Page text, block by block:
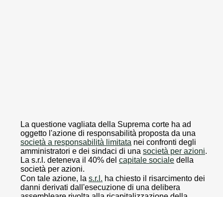
La questione vagliata della Suprema corte ha ad
oggetto l'azione di responsabilità proposta da una
società a responsabilità limitata nei confronti degli
amministratori e dei sindaci di una società per azioni.
La s.r.l. deteneva il 40% del capitale sociale della
società per azioni.
Con tale azione, la s.r.l. ha chiesto il risarcimento dei
danni derivati dall'esecuzione di una delibera